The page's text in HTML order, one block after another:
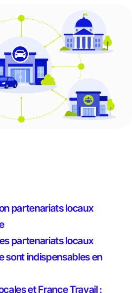
partenariats locaux
partenariats locaux
sont indispensables en
et France Travail :